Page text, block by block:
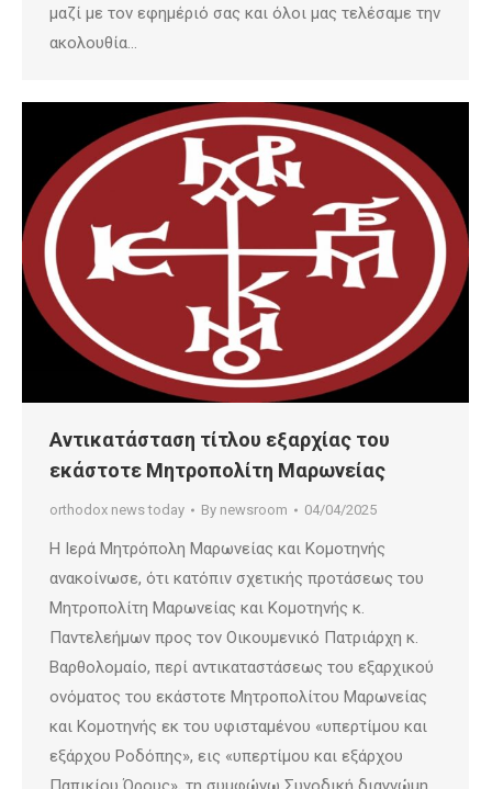
μαζί με τον εφημέριό σας και όλοι μας τελέσαμε την
ακολουθία…
Αντικατάσταση τίτλου εξαρχίας του
εκάστοτε Μητροπολίτη Μαρωνείας
orthodox news today By newsroom 04/04/2025
Η Ιερά Μητρόπολη Μαρωνείας και Κομοτηνής
ανακοίνωσε, ότι κατόπιν σχετικής προτάσεως του
Μητροπολίτη Μαρωνείας και Κομοτηνής κ.
Παντελεήμων προς τον Οικουμενικό Πατριάρχη κ.
Βαρθολομαίο, περί αντικαταστάσεως του εξαρχικού
ονόματος του εκάστοτε Μητροπολίτου Μαρωνείας
και Κομοτηνής εκ του υφισταμένου «υπερτίμου και
εξάρχου Ροδόπης», εις «υπερτίμου και εξάρχου